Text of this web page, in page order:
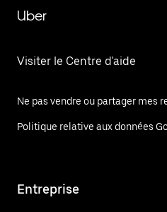
Uber
Visiter le Centre d'aide
Ne pas vendre ou partager mes
Politique relative aux données
Entreprise